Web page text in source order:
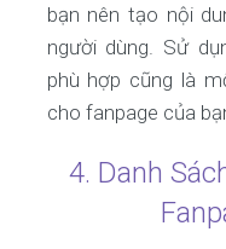
bạn nên tạo nội
người dùng. Sử
phù hợp cũng là
cho fanpage của
4. Danh